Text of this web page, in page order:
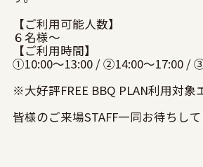
【ご利用可能人数】
６名様〜
【ご利用時間】
①10:00〜13:00 / ②14:00〜17:00 /
※大好評FREE BBQ PLAN利用対象
皆様のご来場STAFF一同お待ちして